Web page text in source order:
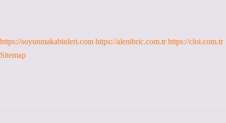
https://soyunmakabinleri.com https://alenibric.com.tr https://cloi.com.tr
Sitemap